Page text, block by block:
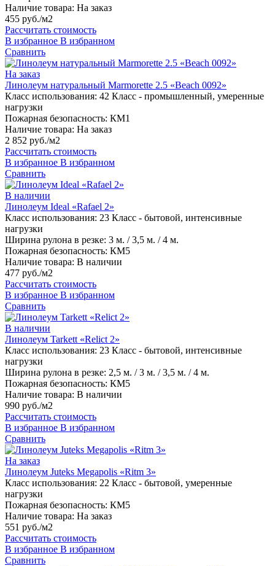
Наличие товара: На заказ
455 руб./м2
Рассчитать стоимость
В избранное В избранном
Сравнить
На заказ
Линолеум натуральный Marmorette 2.5 «Beach 0092»
Класс использования: 42 Класс - промышленный, умеренные
нагрузки
Пожарная безопасность: КМ1
Наличие товара: На заказ
2 852 руб./м2
Рассчитать стоимость
В избранное В избранном
Сравнить
В наличии
Линолеум Ideal «Rafael 2»
Класс использования: 23 Класс - бытовой, интенсивные
нагрузки
Ширина рулона в резке: 3 м. / 3,5 м. / 4 м.
Пожарная безопасность: КМ5
Наличие товара: В наличии
477 руб./м2
Рассчитать стоимость
В избранное В избранном
Сравнить
В наличии
Линолеум Tarkett «Relict 2»
Класс использования: 23 Класс - бытовой, интенсивные
нагрузки
Ширина рулона в резке: 2,5 м. / 3 м. / 3,5 м. / 4 м.
Пожарная безопасность: КМ5
Наличие товара: В наличии
990 руб./м2
Рассчитать стоимость
В избранное В избранном
Сравнить
На заказ
Линолеум Juteks Megapolis «Ritm 3»
Класс использования: 22 Класс - бытовой, умеренные
нагрузки
Пожарная безопасность: КМ5
Наличие товара: На заказ
551 руб./м2
Рассчитать стоимость
В избранное В избранном
Сравнить